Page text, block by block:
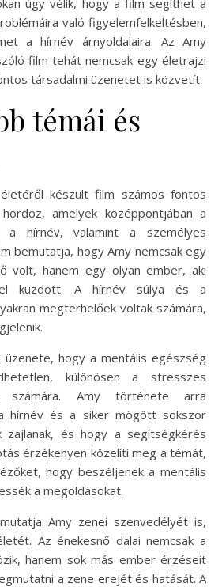
való figyelemfelkeltésben,
a hírnév árnyoldalaira. Az Amy
film tehát nemcsak egy életrajzi
társadalmi üzenetet is közvetít.
témái és
készült film számos fontos
amelyek középpontjában a
a hírnév, valamint a személyes
bemutatja, hogy Amy nemcsak egy
volt, hanem egy olyan ember, aki
küzdött. A hírnév súlya és a
megterhelőek voltak számára,
hogy a mentális egészség
különösen a stresszes
számára. Amy története arra
hírnév és a siker mögött sokszor
zajlanak, és hogy a segítségkérés
érzékenyen közelíti meg a témát,
hogy beszéljenek a mentális
a megoldásokat.
Amy zenei szenvedélyét is,
Az énekesnő dalai nemcsak a
hanem sok más ember érzéseit
a zene erejét és hatását. A